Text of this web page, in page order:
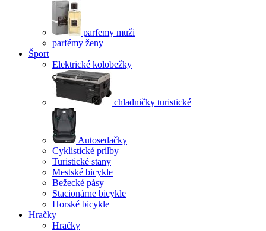
parfemy muži
parfémy ženy
Šport
Elektrické kolobežky
chladničky turistické
Autosedačky
Cyklistické prilby
Turistické stany
Mestské bicykle
Bežecké pásy
Stacionárne bicykle
Horské bicykle
Hračky
Hračky